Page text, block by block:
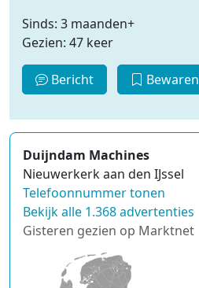
Sinds: 3 maanden+
Gezien: 47 keer
Bericht Bewaren
Duijndam Machines
Nieuwerkerk aan den IJssel
Telefoonnummer tonen
Bekijk alle 1.368 advertenties
Gisteren gezien op Marktnet